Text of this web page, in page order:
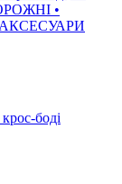
•
АКСЕСУАРИ
боді